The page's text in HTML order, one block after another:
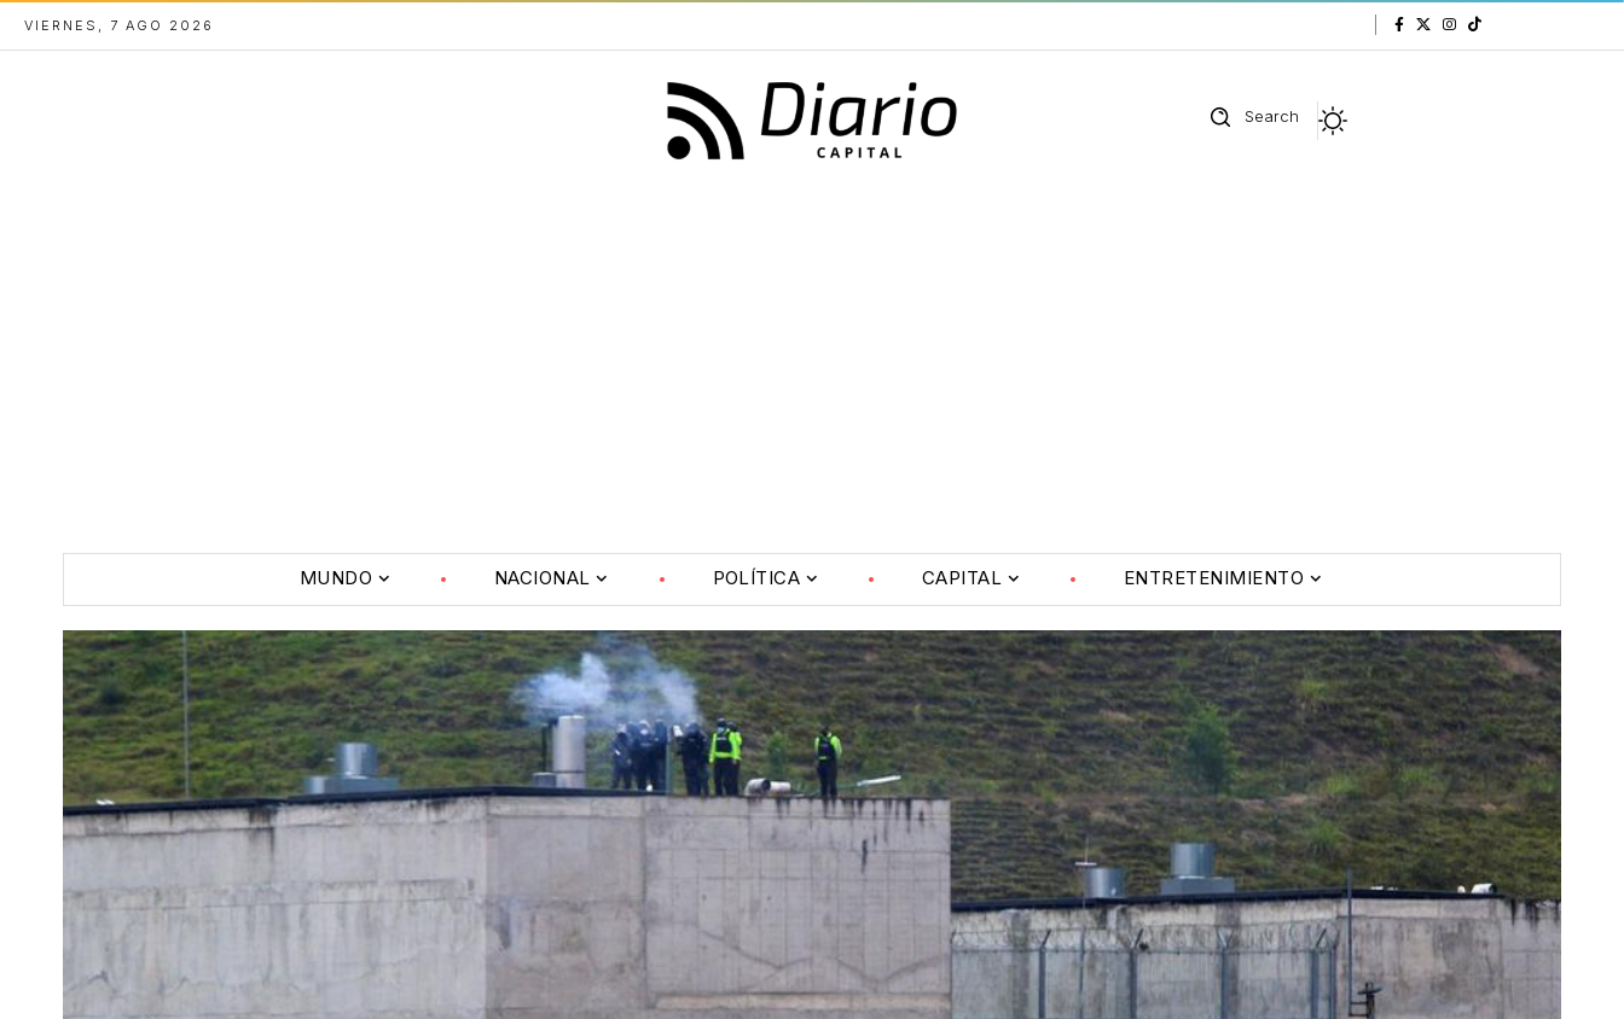
VIERNES, 7 AGO 2026
Search
MUNDO NACIONAL POLÍTICA CAPITAL ENTRETENIMIENTO